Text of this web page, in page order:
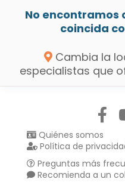
No encontramos
coincida
Cambia la
especialistas que
Quiénes somos
Política de
Preguntas más
Recomienda a un